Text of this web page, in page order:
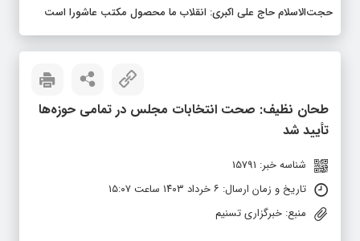
حجت‌الاسلام حاج علی اکبری: انقلاب ما محصول مکتب عاشورا است
طحان نظیف: صحت انتخابات مجلس در تمامی حوزه‌ها
تأیید شد
شناسه خبر: 15791
تاریخ و زمان ارسال: ۶ خرداد ۱۴۰۳ ساعت ۱۵:۰۷
منبع: خبرگزاری تسنیم